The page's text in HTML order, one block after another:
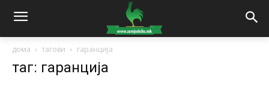
дома тагови гаранција
таг: гаранција